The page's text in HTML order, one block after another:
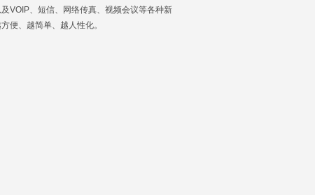
VOIP、短信、网络传真、视频会议等各种新
便、越简单、越人性化。